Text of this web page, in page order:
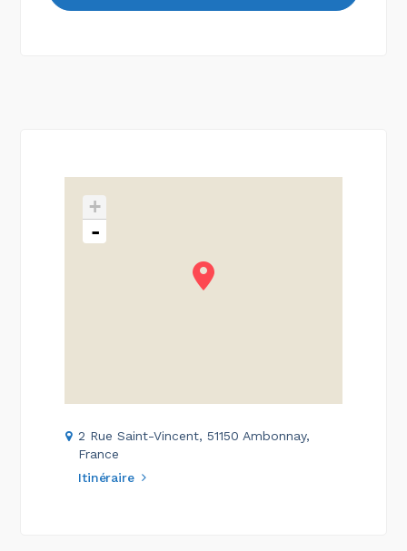
+
-
2 Rue Saint-Vincent, 51150 Ambonnay,
France
Itinéraire